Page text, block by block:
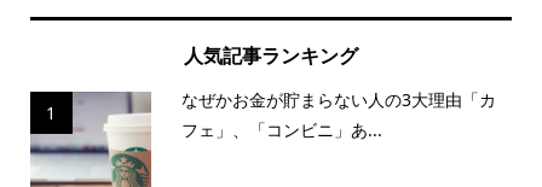
人気記事ランキング
1
なぜかお金が貯まらない人の3大理由「カ
フェ」、「コンビニ」あ...